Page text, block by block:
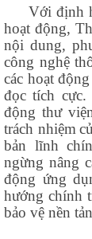
Với định
hoạt động,
nội dung,
công nghệ
các hoạt
đọc tích
động thư
trách nhiệm
bản lĩnh
ngừng nâng
động ứng
hướng chính
bảo vệ nền